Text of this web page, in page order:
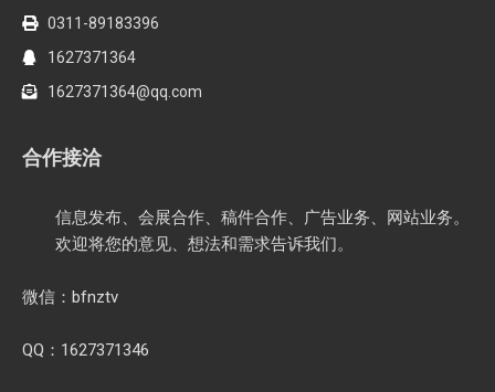
0311-89183396
1627371364
1627371364@qq.com
合作接洽
信息发布、会展合作、稿件合作、广告业务、网站业务。
欢迎将您的意见、想法和需求告诉我们。
微信：bfnztv
QQ：1627371346